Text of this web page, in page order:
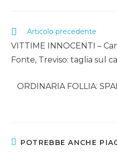
Articolo precedente
VITTIME INNOCENTI –
Fonte, Treviso: taglia sul
ORDINARIA FOLLIA:
POTREBBE ANCHE